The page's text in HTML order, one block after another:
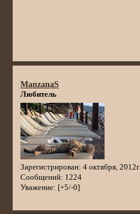
ManzanaS
Любитель
Зарегистрирован: 4 октября, 2012г.
Сообщений: 1224
Уважение: [+5/-0]